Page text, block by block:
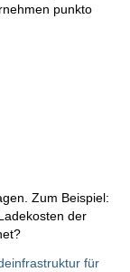
punkto
Zum Beispiel:
der
für